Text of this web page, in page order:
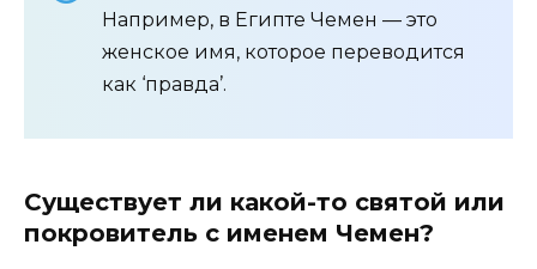
Например, в Египте Чемен — это
женское имя, которое переводится
как ‘правда’.
Существует ли какой-то святой или
покровитель с именем Чемен?